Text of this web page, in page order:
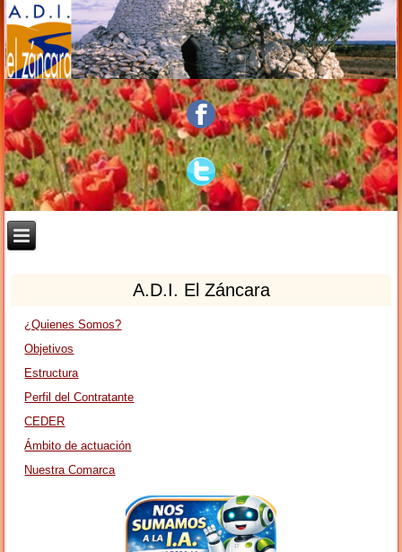
A.D.I. El Záncara
¿Quienes Somos?
Objetivos
Estructura
Perfil del Contratante
CEDER
Ámbito de actuación
Nuestra Comarca